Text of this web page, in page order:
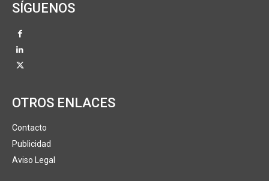
SÍGUENOS
OTROS ENLACES
Contacto
Publicidad
Aviso Legal